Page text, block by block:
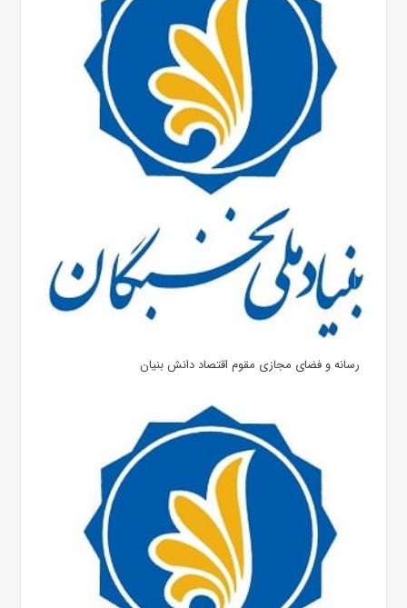
رسانه و فضای مجازی مقوم اقتصاد دانش بنیان